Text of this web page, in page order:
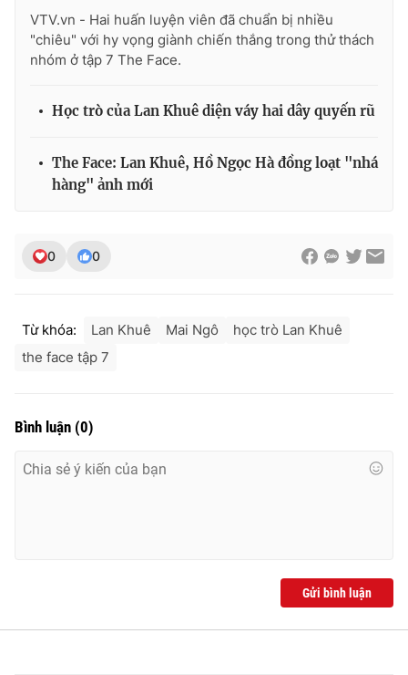
Ðiện thoại Thời báo VTV:
Email:toasoan@vtv.vn
Liên hệ quảng cáo:024-7300.7108
thuận bằng văn bản. Ghi rõ nguồn VTV.vn khi phát hành lại
thông tin từ website này.
VTV.vn - Hai huấn luyện viên đã chuẩn bị nhiều
"chiêu" với hy vọng giành chiến thắng trong thử thách
nhóm ở tập 7 The Face.
Học trò của Lan Khuê diện váy hai dây quyến rũ
The Face: Lan Khuê, Hồ Ngọc Hà đồng loạt "nhá
hàng" ảnh mới
0 0
Từ khóa: Lan Khuê Mai Ngô
học trò Lan Khuê
the face tập 7
Bình luận (0)
Gửi bình luận